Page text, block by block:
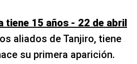
tiene 15 años - 22 de abril
aliados de Tanjiro, tiene
su primera aparición.